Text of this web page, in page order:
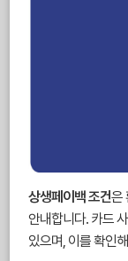
상생페이백 조건은
안내합니다. 카드
있으며, 이를 확인